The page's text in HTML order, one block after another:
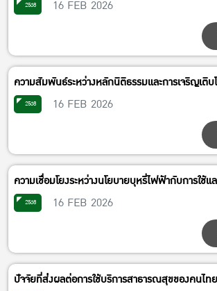
เชิงประจักษ์ของประเทศไทย (Financial Literacy,
Generation and Over-
2568 16 FEB 2026
ความสัมพันธ์ระหว่างหลักนิติธรรมและการเจริญเติบ
ประเทศในกลุ่มรายได้ปานกลาง (Relationship
and Economic Growth for Middle Income
2568 16 FEB 2026
ความเชื่อมโยงระหว่างนโยบายบุหรี่ไฟฟ้ากับการใช้แ
ไฟฟ้า กรณีของไทย (The Association Between
Policy and Usage and Accessibility of E-
2568 16 FEB 2026
ปัจจัยที่ส่่งผลต่อการใช้บริการสาธารณสุขของคนไ